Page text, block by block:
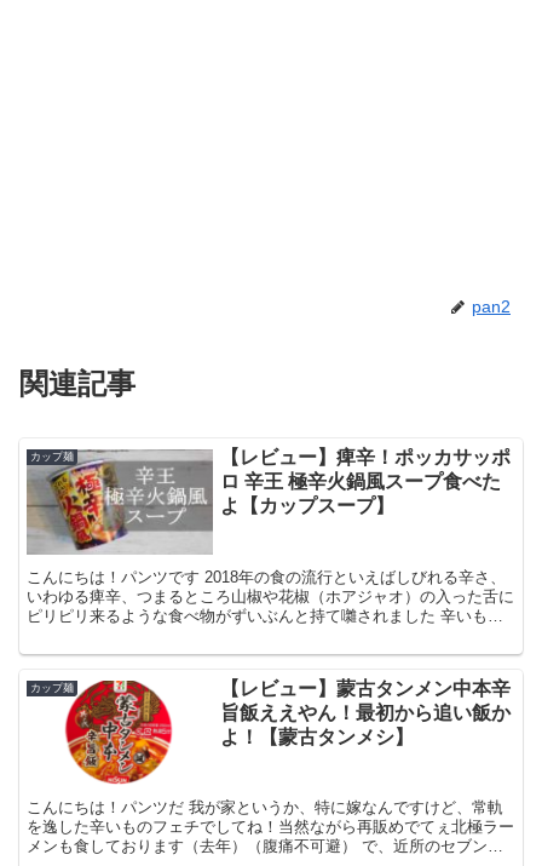
pan2
関連記事
カップ麺
【レビュー】痺辛！ポッカサッポ
ロ 辛王 極辛火鍋風スープ食べた
よ【カップスープ】
こんにちは！パンツです 2018年の食の流行といえばしびれる辛さ、
いわゆる痺辛、つまるところ山椒や花椒（ホアジャオ）の入った舌に
ピリピリ来るような食べ物がずいぶんと持て囃されました 辛いもの
カップ麺
【レビュー】蒙古タンメン中本辛
旨飯ええやん！最初から追い飯か
よ！【蒙古タンメシ】
こんにちは！パンツだ 我が家というか、特に嫁なんですけど、常軌
を逸した辛いものフェチでしてね！当然ながら再販めでてぇ北極ラー
メンも食しております（去年）（腹痛不可避） で、近所のセブンイ